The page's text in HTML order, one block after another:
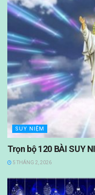
SUY NIỆM
Trọn bộ 120 BÀI SUY
5 THÁNG 2, 2026